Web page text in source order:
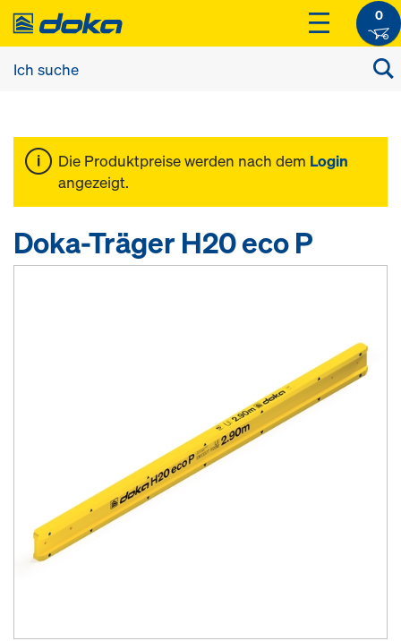
0
Die Produktpreise werden nach dem Login
angezeigt.
Doka-Träger H20 eco P